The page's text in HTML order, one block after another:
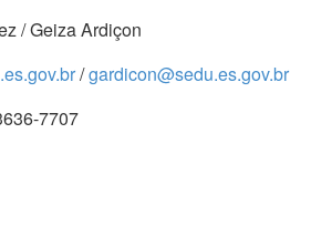
/ Geiza Ardiçon
/gardicon@sedu.es.gov.br
7707